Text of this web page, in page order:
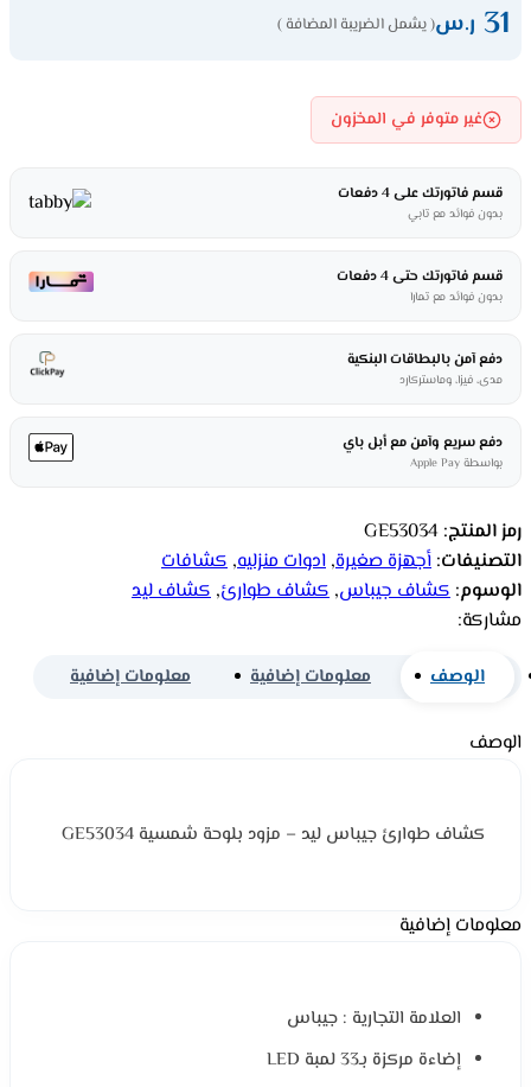
31 ر.س( يشمل الضريبة المضافة )
غير متوفر في المخزون
قسم فاتورتك على 4 دفعات
بدون فوائد مع تابي
قسم فاتورتك حتى 4 دفعات
بدون فوائد مع تمارا
دفع آمن بالبطاقات البنكية
مدى، فيزا، وماستركارد
دفع سريع وآمن مع أبل باي
بواسطة Apple Pay
رمز المنتج: GE53034
التصنيفات: أجهزة صغيرة, ادوات منزليه, كشافات
الوسوم: كشاف جيباس, كشاف طوارئ, كشاف ليد
مشاركة:
الوصف معلومات إضافية معلومات إضافية
الوصف
كشاف طوارئ جيباس ليد – مزود بلوحة شمسية GE53034
معلومات إضافية
العلامة التجارية : جيباس
إضاءة مركزة بـ33 لمبة LED